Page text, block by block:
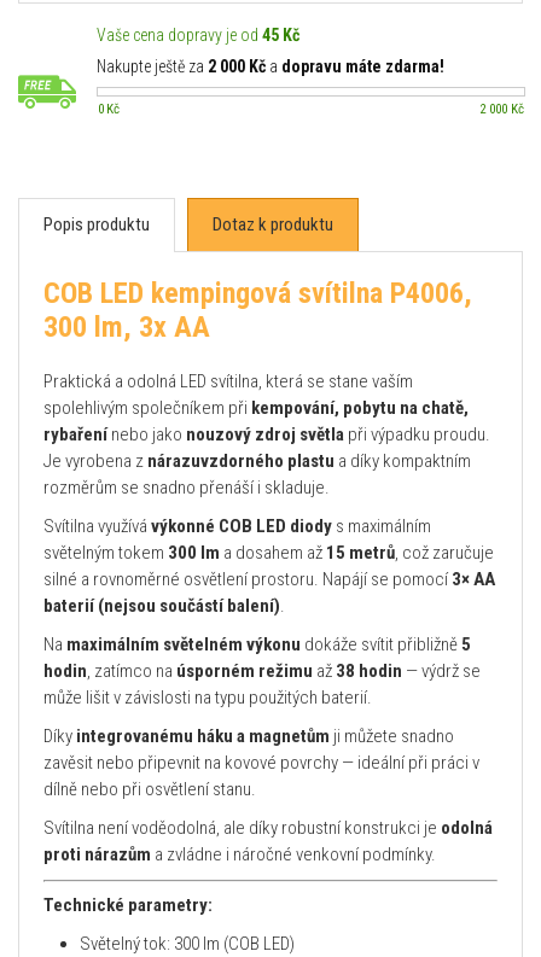
Vaše cena dopravy je od 45 Kč
Nakupte ještě za 2 000 Kč a dopravu máte zdarma!
0 Kč 2 000 Kč
Popis produktu Dotaz k produktu
COB LED kempingová svítilna P4006,
300 lm, 3x AA
Praktická a odolná LED svítilna, která se stane vaším
spolehlivým společníkem při kempování, pobytu na chatě,
rybařenínebo jako nouzový zdroj světla při výpadku proudu.
Je vyrobena z nárazuvzdorného plastu a díky kompaktním
rozměrům se snadno přenáší i skladuje.
Svítilna využívá výkonné COB LED diody s maximálním
světelným tokem 300 lm a dosahem až 15 metrů, což zaručuje
silné a rovnoměrné osvětlení prostoru. Napájí se pomocí3× AA
baterií (nejsou součástí balení).
Na maximálním světelném výkonu dokáže svítit přibližně 5
hodin, zatímco na úsporném režimu až 38 hodin — výdrž se
může lišit v závislosti na typu použitých baterií.
Díky integrovanému háku a magnetům ji můžete snadno
zavěsit nebo připevnit na kovové povrchy — ideální při práci v
dílně nebo při osvětlení stanu.
Svítilna není voděodolná, ale díky robustní konstrukci je odolná
proti nárazům a zvládne i náročné venkovní podmínky.
Technické parametry:
Světelný tok: 300 lm (COB LED)